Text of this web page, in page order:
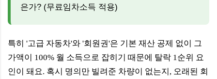
은가? (무료임차소득 적용)
특히 '고급 자동차'와 '회원권'은 기본 재산 공제 없이 그
가액이 100% 월 소득으로 잡히기 때문에 탈락 1순위 요
인이 돼요. 혹시 명의만 빌려준 차량이 없는지, 오래된 회